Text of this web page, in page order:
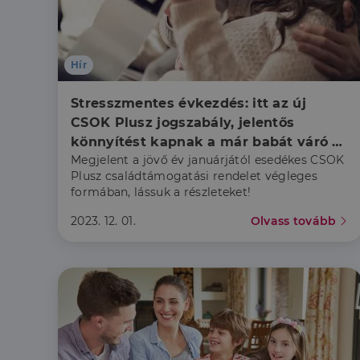
Hír
Stresszmentes évkezdés: itt az új
CSOK Plusz jogszabály, jelentős
könnyítést kapnak a már babát váró
családok is
Megjelent a jövő év januárjától esedékes CSOK
Plusz családtámogatási rendelet végleges
formában, lássuk a részleteket!
2023. 12. 01.
Olvass tovább
CookieScriptConsent
Név
_ga_F4MKCEZ8P5
lidc
_ga
Név
IDE
Google
.dh.hu
Google
.dh.hu
_lang